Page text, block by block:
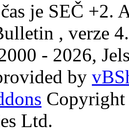
je SEČ +2.
, verze
- 2026,
by
Ltd.